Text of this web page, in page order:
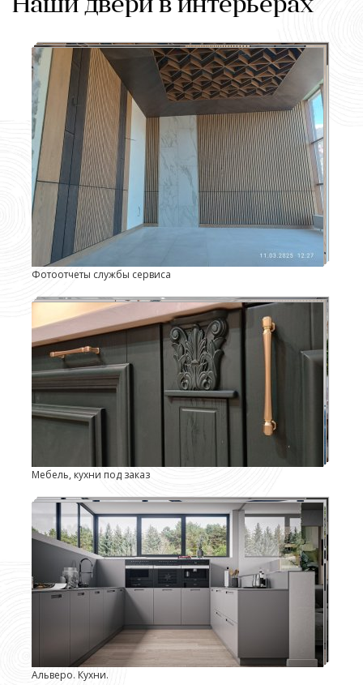
Наши двери в интерьерах
Фотоотчеты службы сервиса
Мебель, кухни под заказ
Альверо. Кухни.